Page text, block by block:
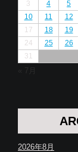
3
4 5
10
11 12
17
18 19
24
25 26
31
« 7月
2026年8月